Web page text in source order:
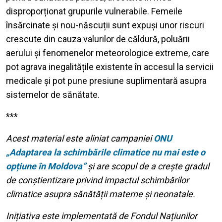
disproporționat grupurile vulnerabile. Femeile
însărcinate și nou-născuții sunt expuși unor riscuri
crescute din cauza valurilor de căldură, poluării
aerului și fenomenelor meteorologice extreme, care
pot agrava inegalitățile existente în accesul la servicii
medicale și pot pune presiune suplimentară asupra
sistemelor de sănătate.
***
Acest material este aliniat campanieiONU
„Adaptarea la schimbările climatice nu mai este o
opțiune în Moldova”și are scopul de a crește gradul
de conștientizare privind impactul schimbărilor
climatice asupra sănătății materne și neonatale.
Inițiativa este implementată de Fondul Națiunilor